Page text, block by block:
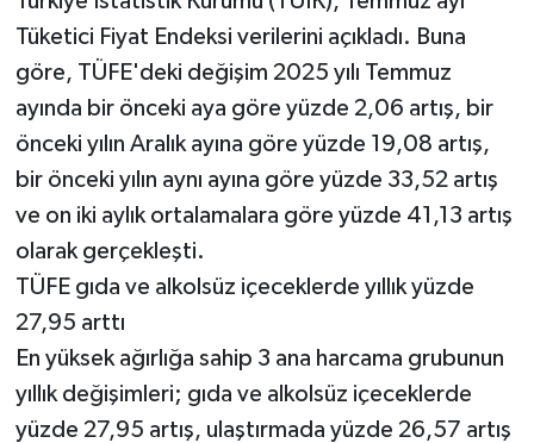
Tüketici Fiyat Endeksi verilerini açıkladı. Buna
göre, TÜFE'deki değişim 2025 yılı Temmuz
ayında bir önceki aya göre yüzde 2,06 artış, bir
önceki yılın Aralık ayına göre yüzde 19,08 artış,
bir önceki yılın aynı ayına göre yüzde 33,52 artış
ve on iki aylık ortalamalara göre yüzde 41,13 artış
olarak gerçekleşti.
TÜFE gıda ve alkolsüz içeceklerde yıllık yüzde
27,95 arttı
En yüksek ağırlığa sahip 3 ana harcama grubunun
yıllık değişimleri; gıda ve alkolsüz içeceklerde
yüzde 27,95 artış, ulaştırmada yüzde 26,57 artış